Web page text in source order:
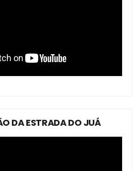
DA ESTRADA DO JUÁ